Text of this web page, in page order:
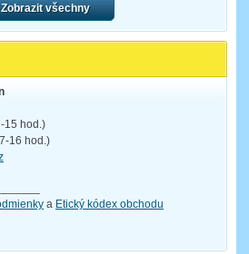
Zobrazit všechny
15 hod.)
16 hod.)
a Etický kódex obchodu